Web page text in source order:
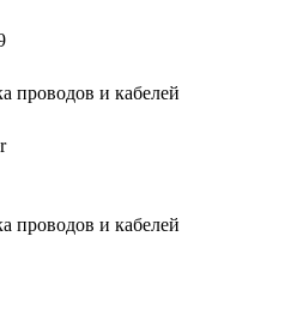
проводов и кабелей
проводов и кабелей